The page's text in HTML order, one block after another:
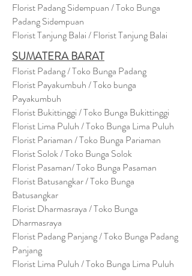
Florist Padang Sidempuan / Toko Bunga
Padang Sidempuan
Florist Tanjung Balai / Florist Tanjung Balai
SUMATERA BARAT
Florist Padang / Toko Bunga Padang
Florist Payakumbuh / Toko bunga
Payakumbuh
Florist Bukittinggi / Toko Bunga Bukittinggi
Florist Lima Puluh / Toko Bunga Lima Puluh
Florist Pariaman / Toko Bunga Pariaman
Florist Solok / Toko Bunga Solok
Florist Pasaman/ Toko Bunga Pasaman
Florist Batusangkar / Toko Bunga
Batusangkar
Florist Dharmasraya / Toko Bunga
Dharmasraya
Florist Padang Panjang / Toko Bunga Padang
Panjang
Florist Lima Puluh / Toko Bunga Lima Puluh